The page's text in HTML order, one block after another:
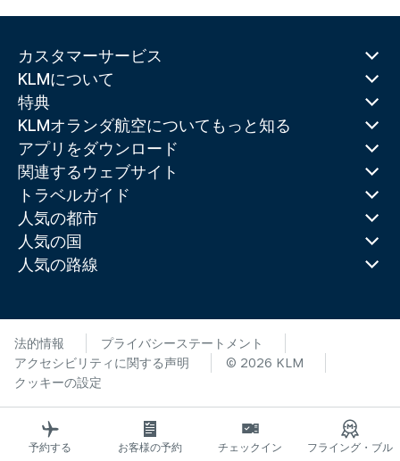
カスタマーサービス
KLMについて
特典
KLMオランダ航空についてもっと知る
アプリをダウンロード
関連するウェブサイト
トラベルガイド
人気の都市
人気の国
人気の路線
法的情報
プライバシーステートメント
アクセシビリティに関する声明
© 2026 KLM
クッキーの設定
予約する お客様の予約 チェックイン
フライング・ブル